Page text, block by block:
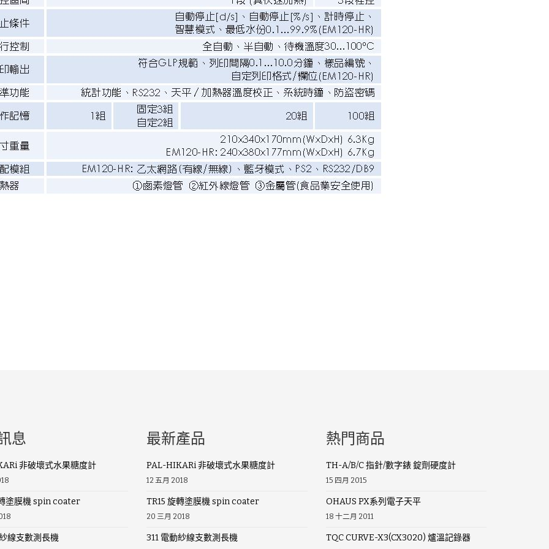
息
非破壞式水果糖度計
塗膜機 spin coater
線支數測長機
最新產品
PAL-HIKARi 非破壞式水果糖度計
12 五月 2018
TR15 旋轉塗膜機 spin coater
20 三月 2018
311 電動紗線支數測長機
熱門商品
TH-A/B/C 指針/數字錶 錠劑硬度計
15 四月 2015
OHAUS PX系列電子天平
18 十二月 2011
TQC CURVE-X3(CX3020) 爐溫記錄器